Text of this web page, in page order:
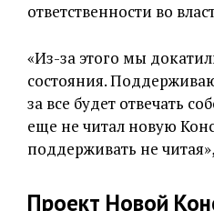
ответственности во
«Из-за этого мы
состояния.
за все будет отвечать
еще не читал новую
поддерживать не
Проект Новой